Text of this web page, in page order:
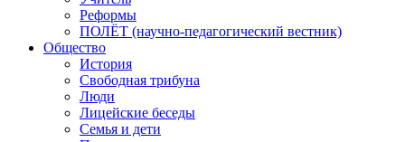
Реформы
ПОЛЁТ (научно-педагогический вестник)
Общество
История
Свободная трибуна
Люди
Лицейские беседы
Семья и дети